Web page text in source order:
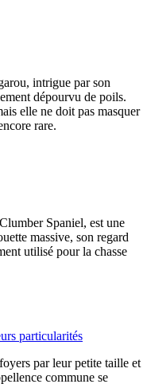
intrigue par son
dépourvu de poils.
elle ne doit pas masquer
rare.
Spaniel, est une
massive, son regard
utilisé pour la chasse
particularités
par leur petite taille et
commune se